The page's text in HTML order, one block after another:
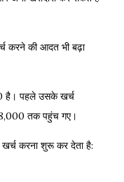
करने की आदत भी बढ़ा
है। पहले उसके खर्च
तक पहुंच गए।
करना शुरू कर देता है: